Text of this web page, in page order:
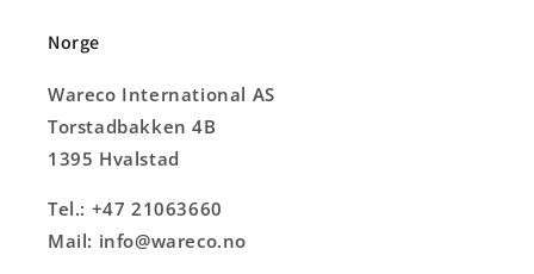
Norge
Wareco International AS
Torstadbakken 4B
1395 Hvalstad
Tel.: +47 21063660
Mail: info@wareco.no